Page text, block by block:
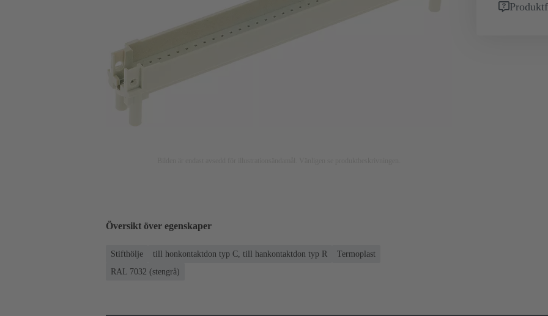
Översikt över egenskaper
Stifthölje till honkontaktdon typ C, till hankontaktdon typ R
Termoplast
RAL 7032 (stengrå)